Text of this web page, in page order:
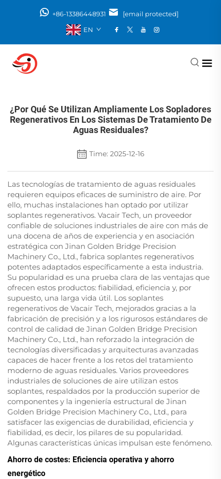
+86-13386448931
[email protected]
EN
¿Por Qué Se Utilizan Ampliamente Los Sopladores
Regenerativos En Los Sistemas De Tratamiento De
Aguas Residuales?
Time: 2025-12-16
Las tecnologías de tratamiento de aguas residuales
requieren equipos eficaces de suministro de aire. Por
ello, muchas instalaciones han optado por utilizar
soplantes regenerativos. Vacair Tech, un proveedor
confiable de soluciones industriales de aire con más de
una docena de años de experiencia y en asociación
estratégica con Jinan Golden Bridge Precision
Machinery Co., Ltd., fabrica soplantes regenerativos
potentes adaptados específicamente a esta industria.
Su popularidad es una prueba clara de las ventajas que
ofrecen estos productos: fiabilidad, eficiencia y, por
supuesto, una larga vida útil. Los soplantes
regenerativos de Vacair Tech, mejorados gracias a la
fabricación de precisión y a los rigurosos estándares de
control de calidad de Jinan Golden Bridge Precision
Machinery Co., Ltd., han reforzado la integración de
tecnologías diversificadas y arquitecturas avanzadas
capaces de hacer frente a los retos del tratamiento
moderno de aguas residuales. Varios proveedores
industriales de soluciones de aire utilizan estos
soplantes, respaldados por la producción superior de
componentes y la ingeniería estructural de Jinan
Golden Bridge Precision Machinery Co., Ltd., para
satisfacer las exigencias de durabilidad, eficiencia y
fiabilidad, es decir, los pilares de su popularidad.
Algunas características únicas impulsan este fenómeno.
Ahorro de costes: Eficiencia operativa y ahorro
energético